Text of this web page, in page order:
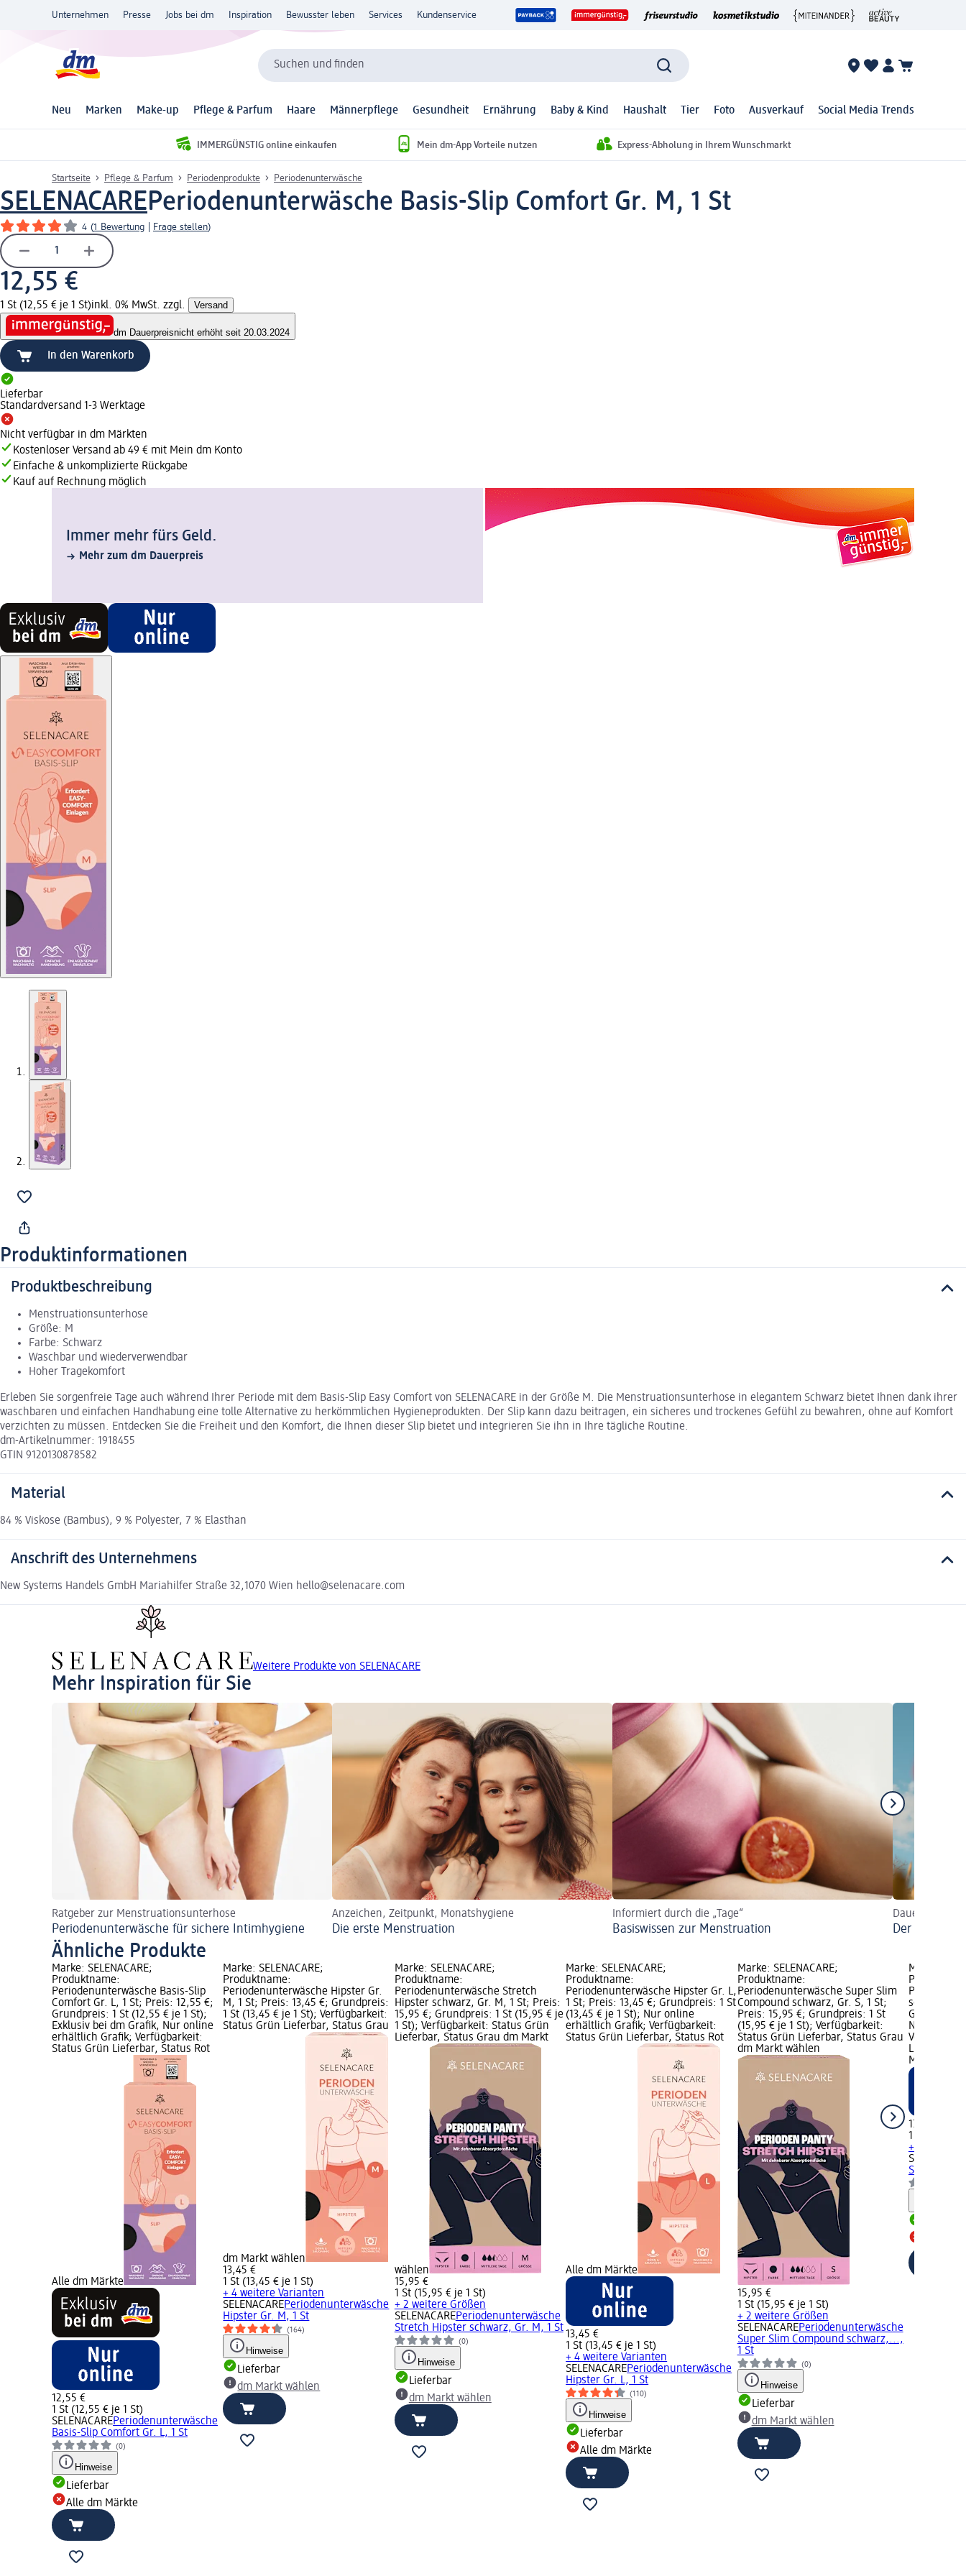
Unternehmen Presse Jobs bei dm Inspiration Bewusster leben Services Kundenservice
Suchen und finden
Neu Marken Make-up Pflege & Parfum Haare Männerpflege Gesundheit Ernährung Baby & Kind Haushalt Tier Foto Ausverkauf Social Media Trends
IMMERGÜNSTIG online einkaufen Mein dm-App Vorteile nutzen Express-Abholung in Ihrem Wunschmarkt
Startseite Pflege & Parfum Periodenprodukte Periodenunterwäsche
SELENACAREPeriodenunterwäsche Basis-Slip Comfort Gr. M, 1 St
4 (1 Bewertung Frage stellen)
12,55 €
1 St (12,55 € je 1 St)inkl. 0% MwSt. zzgl. Versand
dm Dauerpreisnicht erhöht seit 20.03.2024
In den Warenkorb
Lieferbar
Standardversand 1-3 Werktage
Nicht verfügbar in dm Märkten
Kostenloser Versand ab 49 € mit Mein dm Konto
Einfache & unkomplizierte Rückgabe
Kauf auf Rechnung möglich
Immer mehr fürs Geld.
Mehr zum dm Dauerpreis
Produktinformationen
Produktbeschreibung
Menstruationsunterhose
Größe: M
Farbe: Schwarz
Waschbar und wiederverwendbar
Hoher Tragekomfort
Erleben Sie sorgenfreie Tage auch während Ihrer Periode mit dem Basis-Slip Easy Comfort von SELENACARE in der Größe M. Die Menstruationsunterhose in elegantem Schwarz bietet Ihnen dank ihrer
waschbaren und einfachen Handhabung eine tolle Alternative zu herkömmlichen Hygieneprodukten. Der Slip kann dazu beitragen, ein sicheres und trockenes Gefühl zu bewahren, ohne auf Komfort
verzichten zu müssen. Entdecken Sie die Freiheit und den Komfort, die Ihnen dieser Slip bietet und integrieren Sie ihn in Ihre tägliche Routine.
dm-Artikelnummer: 1918455
GTIN 9120130878582
Material
84 % Viskose (Bambus), 9 % Polyester, 7 % Elasthan
Anschrift des Unternehmens
New Systems Handels GmbH Mariahilfer Straße 32,1070 Wien hello@selenacare.com
Weitere Produkte von SELENACARE
Mehr Inspiration für Sie
Ratgeber zur Menstruationsunterhose
Periodenunterwäsche für sichere Intimhygiene
Anzeichen, Zeitpunkt, Monatshygiene
Die erste Menstruation
Informiert durch die „Tage“
Basiswissen zur Menstruation
Dauer,
Der Zyklus
Ähnliche Produkte
Marke: SELENACARE;
Produktname:
Periodenunterwäsche Basis-Slip
Comfort Gr. L, 1 St; Preis: 12,55 €;
Grundpreis: 1 St (12,55 € je 1 St);
Exklusiv bei dm Grafik, Nur online
erhältlich Grafik; Verfügbarkeit:
Status Grün Lieferbar, Status Rot
Alle dm Märkte
12,55 €
1 St (12,55 € je 1 St)
SELENACAREPeriodenunterwäsche
Basis-Slip Comfort Gr. L, 1 St
(0)
Hinweise
Lieferbar
Alle dm Märkte
Marke: SELENACARE;
Produktname:
Periodenunterwäsche Hipster Gr.
M, 1 St; Preis: 13,45 €; Grundpreis:
1 St (13,45 € je 1 St); Verfügbarkeit:
Status Grün Lieferbar, Status Grau
dm Markt wählen
13,45 €
1 St (13,45 € je 1 St)
+ 4 weitere Varianten
SELENACAREPeriodenunterwäsche
Hipster Gr. M, 1 St
(164)
Hinweise
Lieferbar
dm Markt wählen
Marke: SELENACARE;
Produktname:
Periodenunterwäsche Stretch
Hipster schwarz, Gr. M, 1 St; Preis:
15,95 €; Grundpreis: 1 St (15,95 € je
1 St); Verfügbarkeit: Status Grün
Lieferbar, Status Grau dm Markt
wählen
15,95 €
1 St (15,95 € je 1 St)
+ 2 weitere Größen
SELENACAREPeriodenunterwäsche
Stretch Hipster schwarz, Gr. M, 1 St
(0)
Hinweise
Lieferbar
dm Markt wählen
Marke: SELENACARE;
Produktname:
Periodenunterwäsche Hipster Gr. L,
1 St; Preis: 13,45 €; Grundpreis: 1 St
(13,45 € je 1 St); Nur online
erhältlich Grafik; Verfügbarkeit:
Status Grün Lieferbar, Status Rot
Alle dm Märkte
13,45 €
1 St (13,45 € je 1 St)
+ 4 weitere Varianten
SELENACAREPeriodenunterwäsche
Hipster Gr. L, 1 St
(110)
Hinweise
Lieferbar
Alle dm Märkte
Marke: SELENACARE;
Produktname:
Periodenunterwäsche Super Slim
Compound schwarz, Gr. S, 1 St;
Preis: 15,95 €; Grundpreis: 1 St
(15,95 € je 1 St); Verfügbarkeit:
Status Grün Lieferbar, Status Grau
dm Markt wählen
15,95 €
1 St (15,95 € je 1 St)
+ 2 weitere Größen
SELENACAREPeriodenunterwäsche
Super Slim Compound schwarz,...,
1 St
(0)
Hinweise
Lieferbar
dm Markt wählen
Marke:
schwarz
Grundpreis:
Nur online
Lieferbar,
Märkte
17,95 €
1 St (17,95
+ 3 weitere
Slip Hanf